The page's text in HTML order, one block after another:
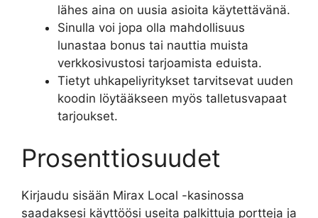
lähes aina on uusia asioita käytettävänä.
Sinulla voi jopa olla mahdollisuus
lunastaa bonus tai nauttia muista
verkkosivustosi tarjoamista eduista.
Tietyt uhkapeliyritykset tarvitsevat uuden
koodin löytääkseen myös talletusvapaat
tarjoukset.
Prosenttiosuudet
Kirjaudu sisään Mirax Local -kasinossa
saadaksesi käyttöösi useita palkittuja portteja ja